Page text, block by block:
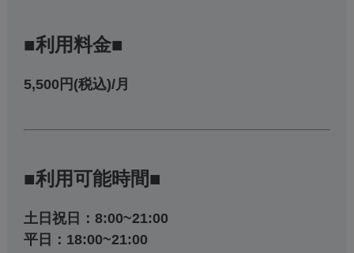
■利用料金■
5,500円(税込)/月
■利用可能時間■
土日祝日：8:00~21:00
平日：18:00~21:00